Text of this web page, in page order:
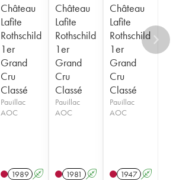
Château
Lafite
Rothschild
1er
Grand
Cru
Classé
Pauillac
AOC
1989 A
Château
Lafite
Rothschild
1er
Grand
Cru
Classé
Pauillac
AOC
1981 A
Château
Lafite
Rothschild
1er
Grand
Cru
Classé
Pauillac
AOC
1947 A